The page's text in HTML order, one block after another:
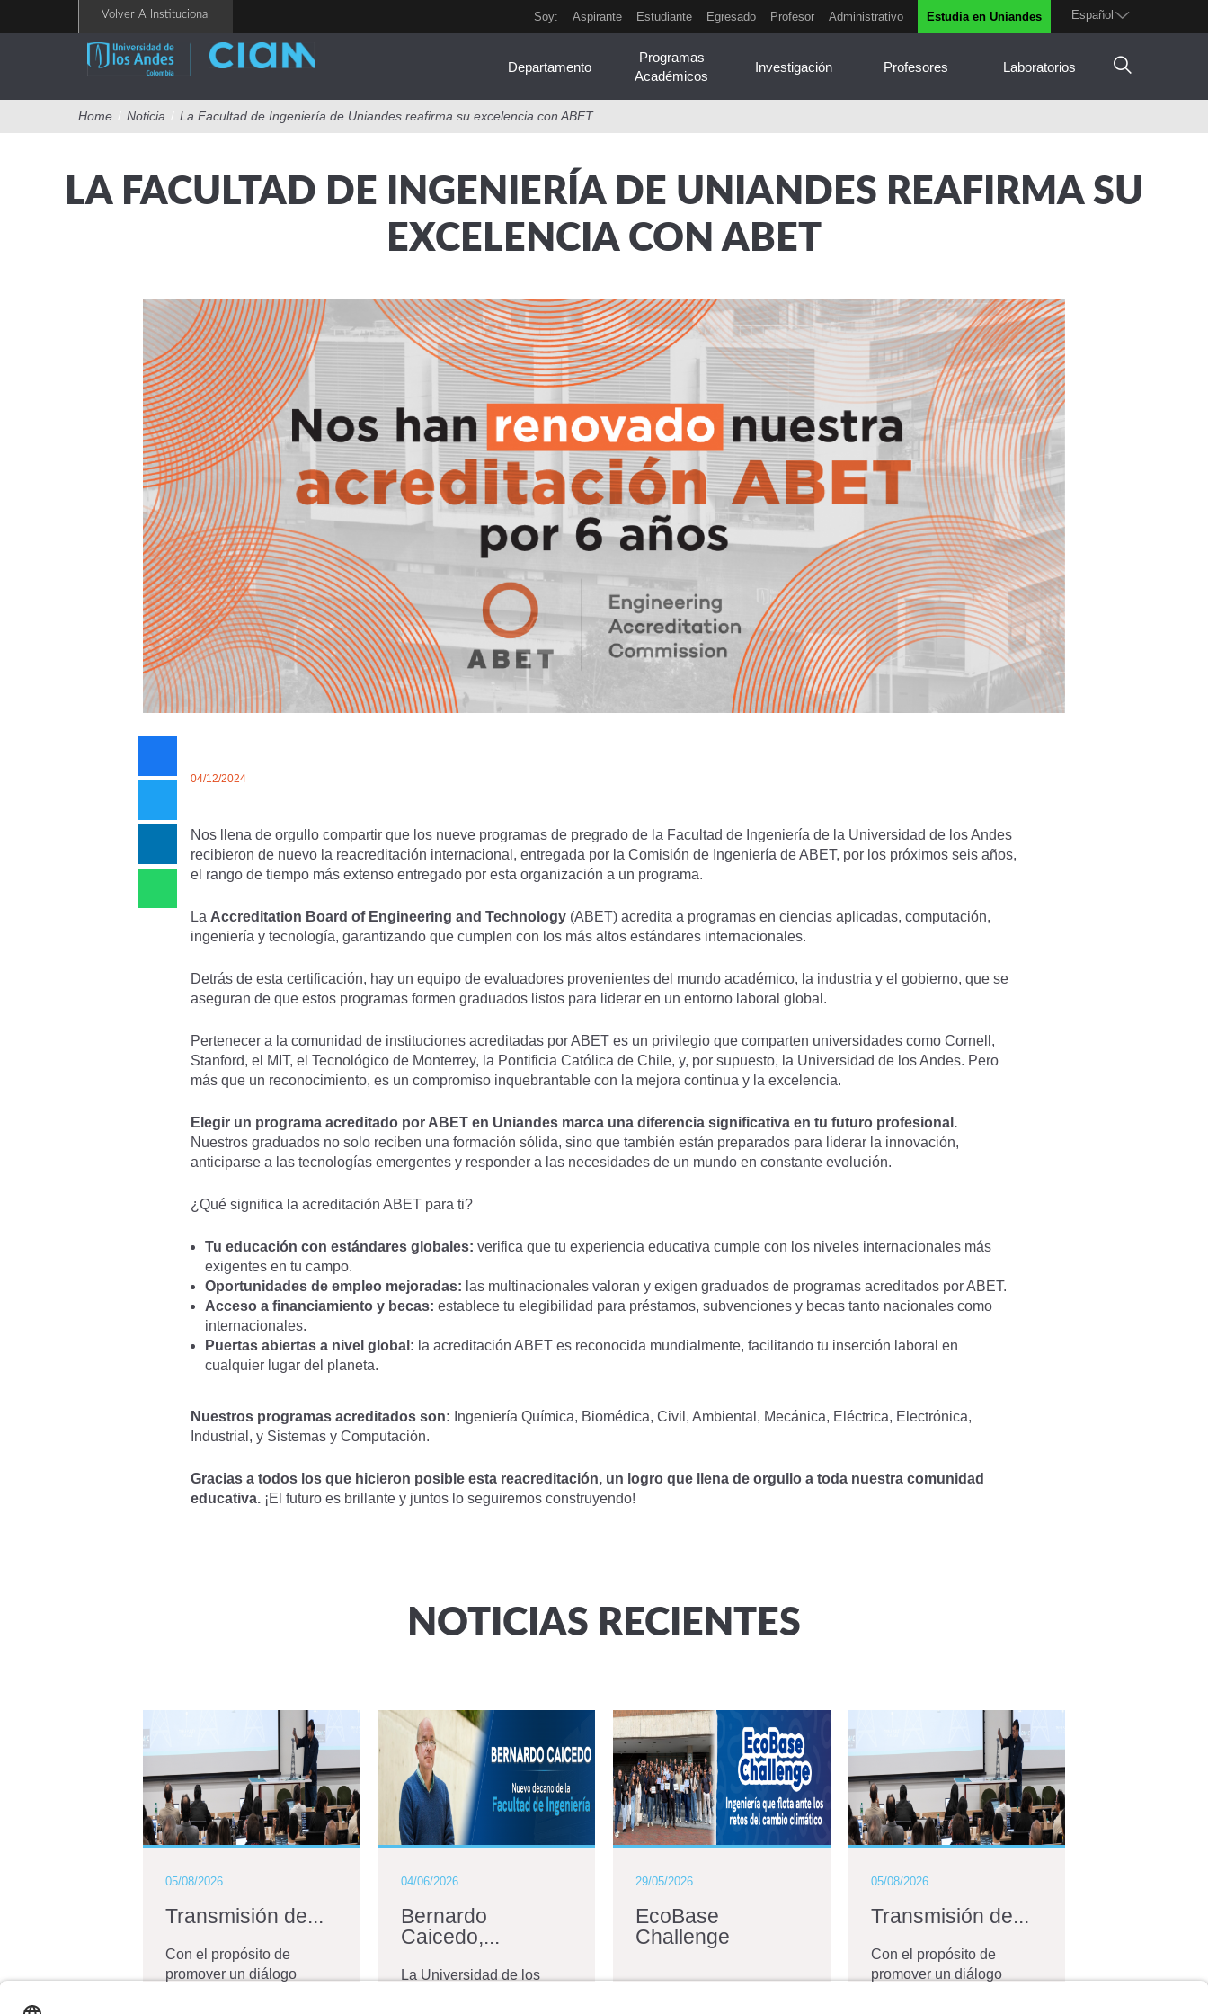
Español
Soy: Aspirante Estudiante Egresado Profesor Administrativo Estudia en Uniandes
Volver A Institucional
Departamento
Programas
Académicos
Investigación Profesores Laboratorios
Home / Noticia / La Facultad de Ingeniería de Uniandes reafirma su excelencia con ABET
LA FACULTAD DE INGENIERÍA DE UNIANDES REAFIRMA SU
EXCELENCIA CON ABET
04/12/2024
Nos llena de orgullo compartir que los nueve programas de pregrado de la Facultad de Ingeniería de la Universidad de los Andes
recibieron de nuevo la reacreditación internacional, entregada por la Comisión de Ingeniería de ABET, por los próximos seis años,
el rango de tiempo más extenso entregado por esta organización a un programa.
La Accreditation Board of Engineering and Technology (ABET) acredita a programas en ciencias aplicadas, computación,
ingeniería y tecnología, garantizando que cumplen con los más altos estándares internacionales.
Detrás de esta certificación, hay un equipo de evaluadores provenientes del mundo académico, la industria y el gobierno, que se
aseguran de que estos programas formen graduados listos para liderar en un entorno laboral global.
Pertenecer a la comunidad de instituciones acreditadas por ABET es un privilegio que comparten universidades como Cornell,
Stanford, el MIT, el Tecnológico de Monterrey, la Pontificia Católica de Chile, y, por supuesto, la Universidad de los Andes. Pero
más que un reconocimiento, es un compromiso inquebrantable con la mejora continua y la excelencia.
Elegir un programa acreditado por ABET en Uniandes marca una diferencia significativa en tu futuro profesional.
Nuestros graduados no solo reciben una formación sólida, sino que también están preparados para liderar la innovación,
anticiparse a las tecnologías emergentes y responder a las necesidades de un mundo en constante evolución.
¿Qué significa la acreditación ABET para ti?
Tu educación con estándares globales: verifica que tu experiencia educativa cumple con los niveles internacionales más
exigentes en tu campo.
Oportunidades de empleo mejoradas: las multinacionales valoran y exigen graduados de programas acreditados por ABET.
Acceso a financiamiento y becas: establece tu elegibilidad para préstamos, subvenciones y becas tanto nacionales como
internacionales.
Puertas abiertas a nivel global: la acreditación ABET es reconocida mundialmente, facilitando tu inserción laboral en
cualquier lugar del planeta.
Nuestros programas acreditados son: Ingeniería Química, Biomédica, Civil, Ambiental, Mecánica, Eléctrica, Electrónica,
Industrial, y Sistemas y Computación.
Gracias a todos los que hicieron posible esta reacreditación, un logro que llena de orgullo a toda nuestra comunidad
educativa. ¡El futuro es brillante y juntos lo seguiremos construyendo!
NOTICIAS RECIENTES
05/08/2026
Transmisión de...
Con el propósito de
promover un diálogo
04/06/2026
Bernardo
Caicedo,...
La Universidad de los
29/05/2026
EcoBase
Challenge
05/08/2026
Transmisión de...
Con el propósito de
promover un diálogo